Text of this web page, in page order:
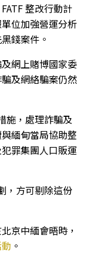
整改行動計
位加強營運分析
錢案件。
網上賭博國家委
及網絡騙案仍然
施，處理詐騙及
緬甸當局協助整
罪集團人口販運
，方可剔除這份
京中緬會晤時，
。